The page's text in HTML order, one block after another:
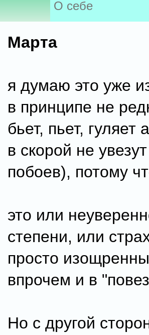
О себе
Марта
я думаю это уже
в принципе не
бьет, пьет, гуляет
в скорой не
побоев), потому
это или
степени, или
просто
впрочем и в
Но с другой